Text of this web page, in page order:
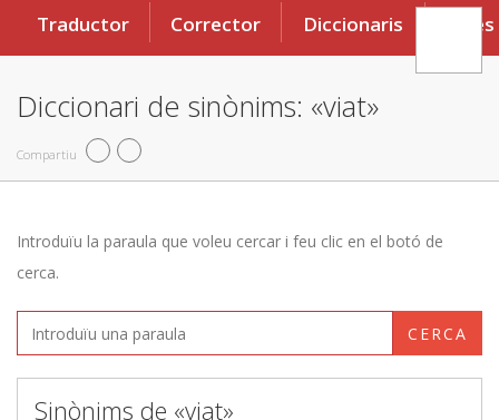
Traductor Corrector Diccionaris Eines
Diccionari de sinònims: «viat»
Compartiu
Introduïu la paraula que voleu cercar i feu clic en el botó de
cerca.
CERCA
Sinònims de «viat»